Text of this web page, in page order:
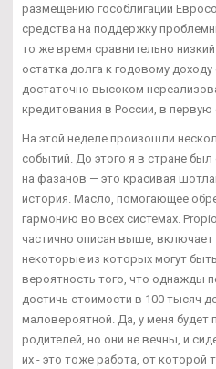
размещению гособлигаций
средства на поддержку
то же время сравнительно
остатка долга к годовому доходу
достаточно высоком
кредитования в России, в первую
На этой неделе произошли
событий. До этого я в стране
на фазанов — это красивая
история. Масло, помогающее
гармонию во всех системах.
частично описан выше, включает
некоторые из которых могут
вероятность того, что однажды
достичь стоимости в 100 тысяч
маловероятной. Да, у меня
родителей, но они не вечны, и
их - это тоже работа, от которой